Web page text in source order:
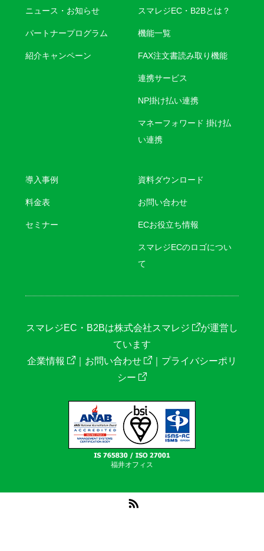
ニュース・お知らせ
パートナープログラム
紹介キャンペーン
スマレジEC・B2Bとは？
機能一覧
FAX注文書読み取り機能
連携サービス
NP掛け払い連携
マネーフォワード 掛け払
い連携
導入事例
料金表
セミナー
資料ダウンロード
お問い合わせ
ECお役立ち情報
スマレジECのロゴについ
て
スマレジEC・B2Bは株式会社スマレジ
が運営し
ています
企業情報
｜ お問い合わせ ｜ プライバシーポリ
シー
福井オフィス